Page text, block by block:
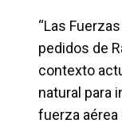
“Las
pedidos de
contexto
natural para
fuerza aérea